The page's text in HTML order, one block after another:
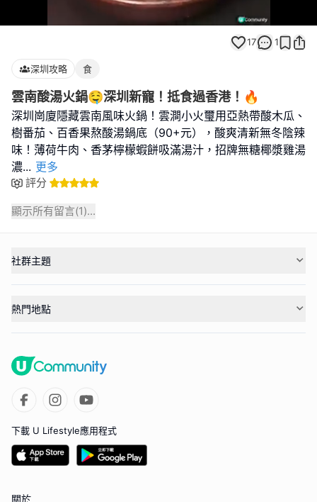
100.00%
17 1
深圳攻略 食
雲南酸湯火鍋🤤深圳新寵！抵食過香港！🔥
深圳崗廈隱藏雲南風味火鍋！雲澗小火璽用亞熱帶酸木瓜、
樹番茄、百香果熬酸湯鍋底（90+元），酸爽清新無冬陰辣
味！薄荷牛肉、香茅檸檬蝦餅吸滿湯汁，招牌無糖椰漿雞湯
濃... 更多
評分
顯示所有留言(1)...
社群主題
熱門地點
下載 U Lifestyle應用程式
關於